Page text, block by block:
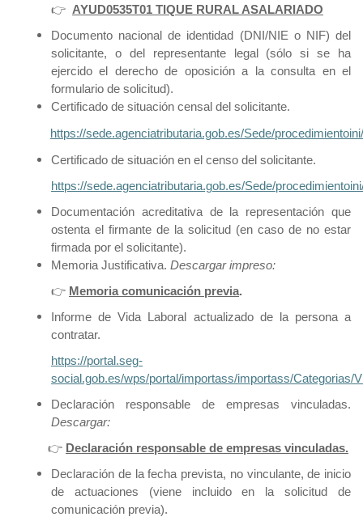
👉 AYUD0535T01 TIQUE RURAL ASALARIADO
Documento nacional de identidad (DNI/NIE o NIF) del
solicitante, o del representante legal (sólo si se ha
ejercido el derecho de oposición a la consulta en el
formulario de solicitud).
Certificado de situación censal del solicitante.
https://sede.agenciatributaria.gob.es/Sede/
Certificado de situación en el censo del solicitante.
https://sede.agenciatributaria.gob.es/Sede/
Documentación acreditativa de la representación que
ostenta el firmante de la solicitud (en caso de no estar
firmada por el solicitante).
Memoria Justificativa. Descargar impreso:
👉 Memoria comunicación previa.
Informe de Vida Laboral actualizado de la persona a
contratar.
https://portal.seg-
social.gob.es/wps/portal/importass/importass/Categorias/
Declaración responsable de empresas vinculadas.
Descargar:
👉 Declaración responsable de empresas vinculadas.
Declaración de la fecha prevista, no vinculante, de inicio
de actuaciones (viene incluido en la solicitud de
comunicación previa).